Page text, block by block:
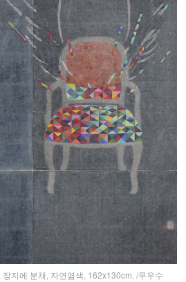
지에 분채, 자연염색, 162x130cm. /무우수